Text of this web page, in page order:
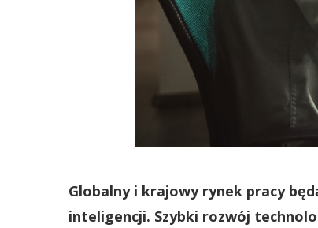
Globalny i krajowy rynek pracy
inteligencji. Szybki rozwój